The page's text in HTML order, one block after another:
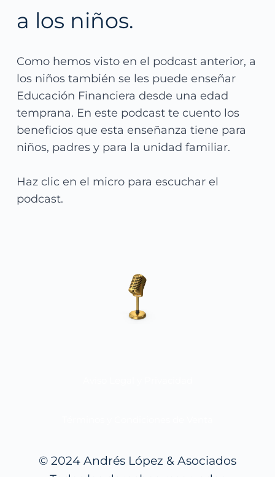
a los niños.
Como hemos visto en el podcast anterior, a
los niños también se les puede enseñar
Educación Financiera desde una edad
temprana. En este podcast te cuento los
beneficios que esta enseñanza tiene para
niños, padres y para la unidad familiar.
Haz clic en el micro para escuchar el
podcast.
© 2024 Andrés López & Asociados